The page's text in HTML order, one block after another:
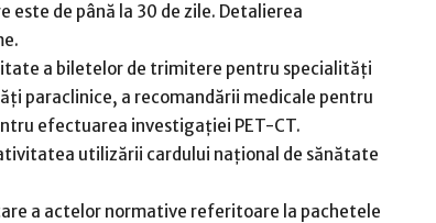
de până la 30 de zile. Detalierea
a biletelor de trimitere pentru specialități
paraclinice, a recomandării medicale pentru
efectuarea investigației PET-CT.
utilizării cardului național de sănătate
a actelor normative referitoare la pachetele